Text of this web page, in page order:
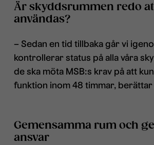
Är skyddsrummen redo
användas?
– Sedan en tid tillbaka går vi
kontrollerar status på alla våra
de ska möta MSB:s krav på att
funktion inom 48 timmar, berättar
Gemensamma rum och
ansvar